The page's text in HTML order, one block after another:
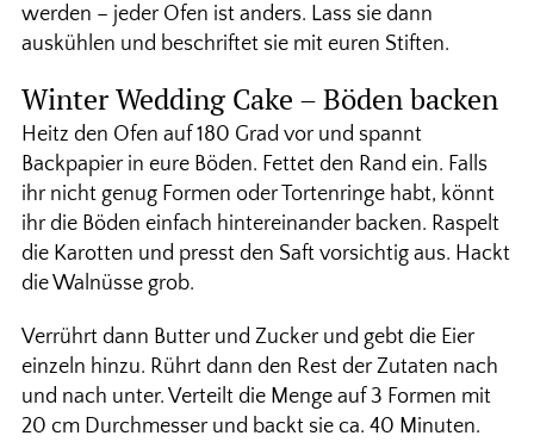
werden – jeder Ofen ist anders. Lass sie dann
auskühlen und beschriftet sie mit euren Stiften.
Winter Wedding Cake – Böden backen
Heitz den Ofen auf 180 Grad vor und spannt
Backpapier in eure Böden. Fettet den Rand ein. Falls
ihr nicht genug Formen oder Tortenringe habt, könnt
ihr die Böden einfach hintereinander backen. Raspelt
die Karotten und presst den Saft vorsichtig aus. Hackt
die Walnüsse grob.
Verrührt dann Butter und Zucker und gebt die Eier
einzeln hinzu. Rührt dann den Rest der Zutaten nach
und nach unter. Verteilt die Menge auf 3 Formen mit
20 cm Durchmesser und backt sie ca. 40 Minuten.